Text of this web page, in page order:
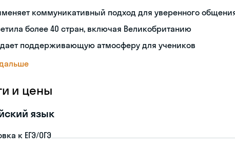
коммуникативный подход для уверенного
более 40 стран, включая Великобританию
поддерживающую атмосферу для учеников
и цены
язык
к ЕГЭ/ОГЭ